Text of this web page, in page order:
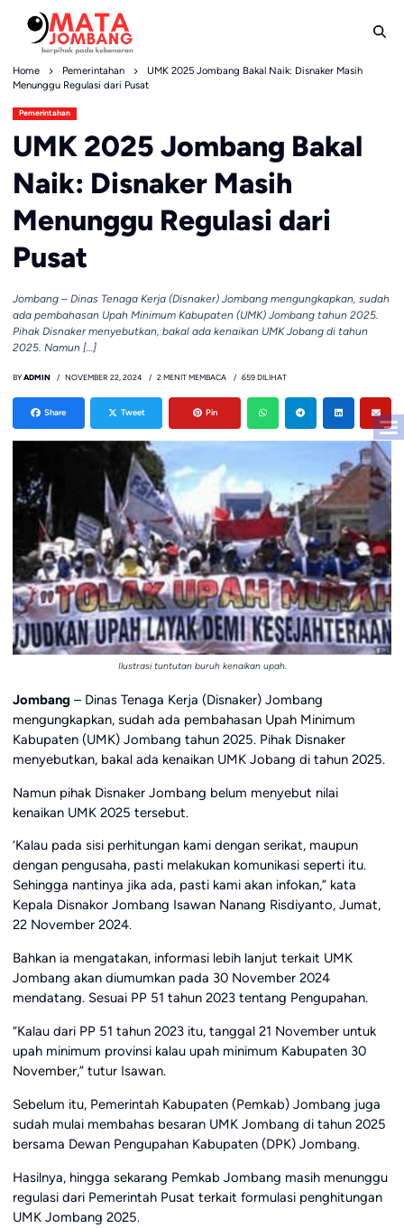
content
Home Pemerintahan
UMK 2025 Jombang Bakal Naik: Disnaker Masih
Menunggu Regulasi dari Pusat
Pemerintahan
UMK 2025 Jombang Bakal
Naik: Disnaker Masih
Menunggu Regulasi dari
Pusat
Jombang – Dinas Tenaga Kerja (Disnaker) Jombang mengungkapkan, sudah
ada pembahasan Upah Minimum Kabupaten (UMK) Jombang tahun 2025.
Pihak Disnaker menyebutkan, bakal ada kenaikan UMK Jobang di tahun
2025. Namun […]
BY ADMIN NOVEMBER 22, 2024 2 MENIT MEMBACA 659 DILIHAT
Share Tweet Pin
Ilustrasi tuntutan buruh kenaikan upah.
Jombang – Dinas Tenaga Kerja (Disnaker) Jombang
mengungkapkan, sudah ada pembahasan Upah Minimum
Kabupaten (UMK) Jombang tahun 2025. Pihak Disnaker
menyebutkan, bakal ada kenaikan UMK Jobang di tahun 2025.
Namun pihak Disnaker Jombang belum menyebut nilai
kenaikan UMK 2025 tersebut.
‘Kalau pada sisi perhitungan kami dengan serikat, maupun
dengan pengusaha, pasti melakukan komunikasi seperti itu.
Sehingga nantinya jika ada, pasti kami akan infokan,” kata
Kepala Disnakor Jombang Isawan Nanang Risdiyanto, Jumat,
22 November 2024.
Bahkan ia mengatakan, informasi lebih lanjut terkait UMK
Jombang akan diumumkan pada 30 November 2024
mendatang. Sesuai PP 51 tahun 2023 tentang Pengupahan.
“Kalau dari PP 51 tahun 2023 itu, tanggal 21 November untuk
upah minimum provinsi kalau upah minimum Kabupaten 30
November,” tutur Isawan.
Sebelum itu, Pemerintah Kabupaten (Pemkab) Jombang juga
sudah mulai membahas besaran UMK Jombang di tahun 2025
bersama Dewan Pengupahan Kabupaten (DPK) Jombang.
Hasilnya, hingga sekarang Pemkab Jombang masih menunggu
regulasi dari Pemerintah Pusat terkait formulasi penghitungan
UMK Jombang 2025.